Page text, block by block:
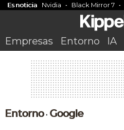
Es noticia Nvidia Black Mirror 7
Empresas Entorno IA
Entorno• Google